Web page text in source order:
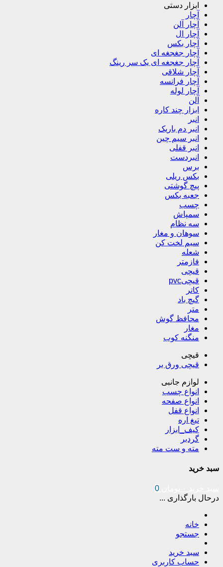
ابزار دستی
آچار
آچار آلن
آچار ال
آچار بکس
آچار جغجغه ای
آچار جغجغه ای یک سر رینگ
آچار شلاقی
آچار فرانسه
آچار لوله
آلن
ابزار چند کاره
انبر
انبر دم باریک
انبر سیم چین
انبر قفلی
انبردست
برس
بکس ریلی
پیچ گوشتی
جعبه بکس
چسب
سمپاش
سه نظام
سوهان و مغار
سیم لخت کن
شعله
فازمتر
قیچی
قیچیpvc
کاتر
گیچ باد
متر
محافظ گوش
مغار
منگنه کوب
قیچی
قیچی ورق بر
لوازم جانبی
انواع چسب
انواع صفحه
انواع قفل
تیغ اره
کیف_ابزار
گردبر
مته و ست مته
سبد خرید
0
درحال بارگذاری ...
خانه
جستجو
سبد خرید
حساب کاربری